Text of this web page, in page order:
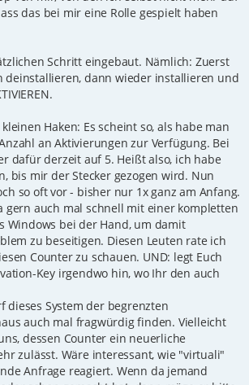
das bei mir eine Rolle gespielt haben
Schritt eingebaut. Nämlich: Zuerst
deinstallieren, dann wieder installieren und
Haken: Es scheint so, als habe man
an Aktivierungen zur Verfügung. Bei
dafür derzeit auf 5. Heißt also, ich habe
bis mir der Stecker gezogen wird. Nun
so oft vor - bisher nur 1x ganz am Anfang.
gern auch mal schnell mit einer kompletten
Windows bei der Hand, um damit
zu beseitigen. Diesen Leuten rate ich
Counter zu schauen. UND: legt Euch
Key irgendwo hin, wo Ihr den auch
dieses System der begrenzten
auch mal fragwürdig finden. Vielleicht
dessen Counter ein neuerliche
zulässt. Wäre interessant, wie "virtuali"
Anfrage reagiert. Wenn da jemand